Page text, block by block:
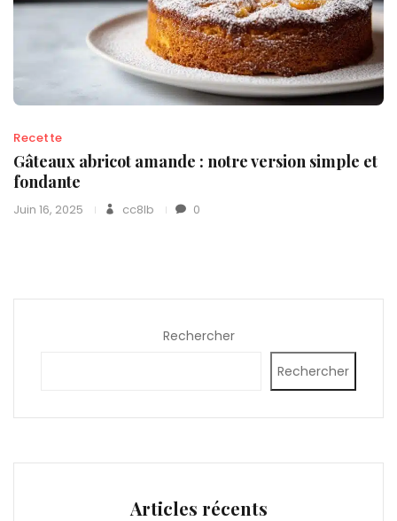
Recette
Gâteaux abricot amande : notre version simple et
fondante
Juin 16, 2025 cc8lb 0
Rechercher
Rechercher
Articles récents